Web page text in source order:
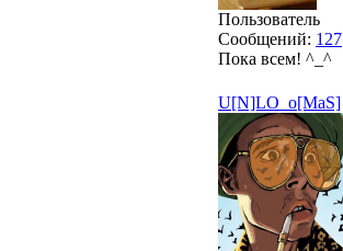
Пользователь
Сообщений: 127
Пока всем! ^_^
U[N]LO_o[MaS]